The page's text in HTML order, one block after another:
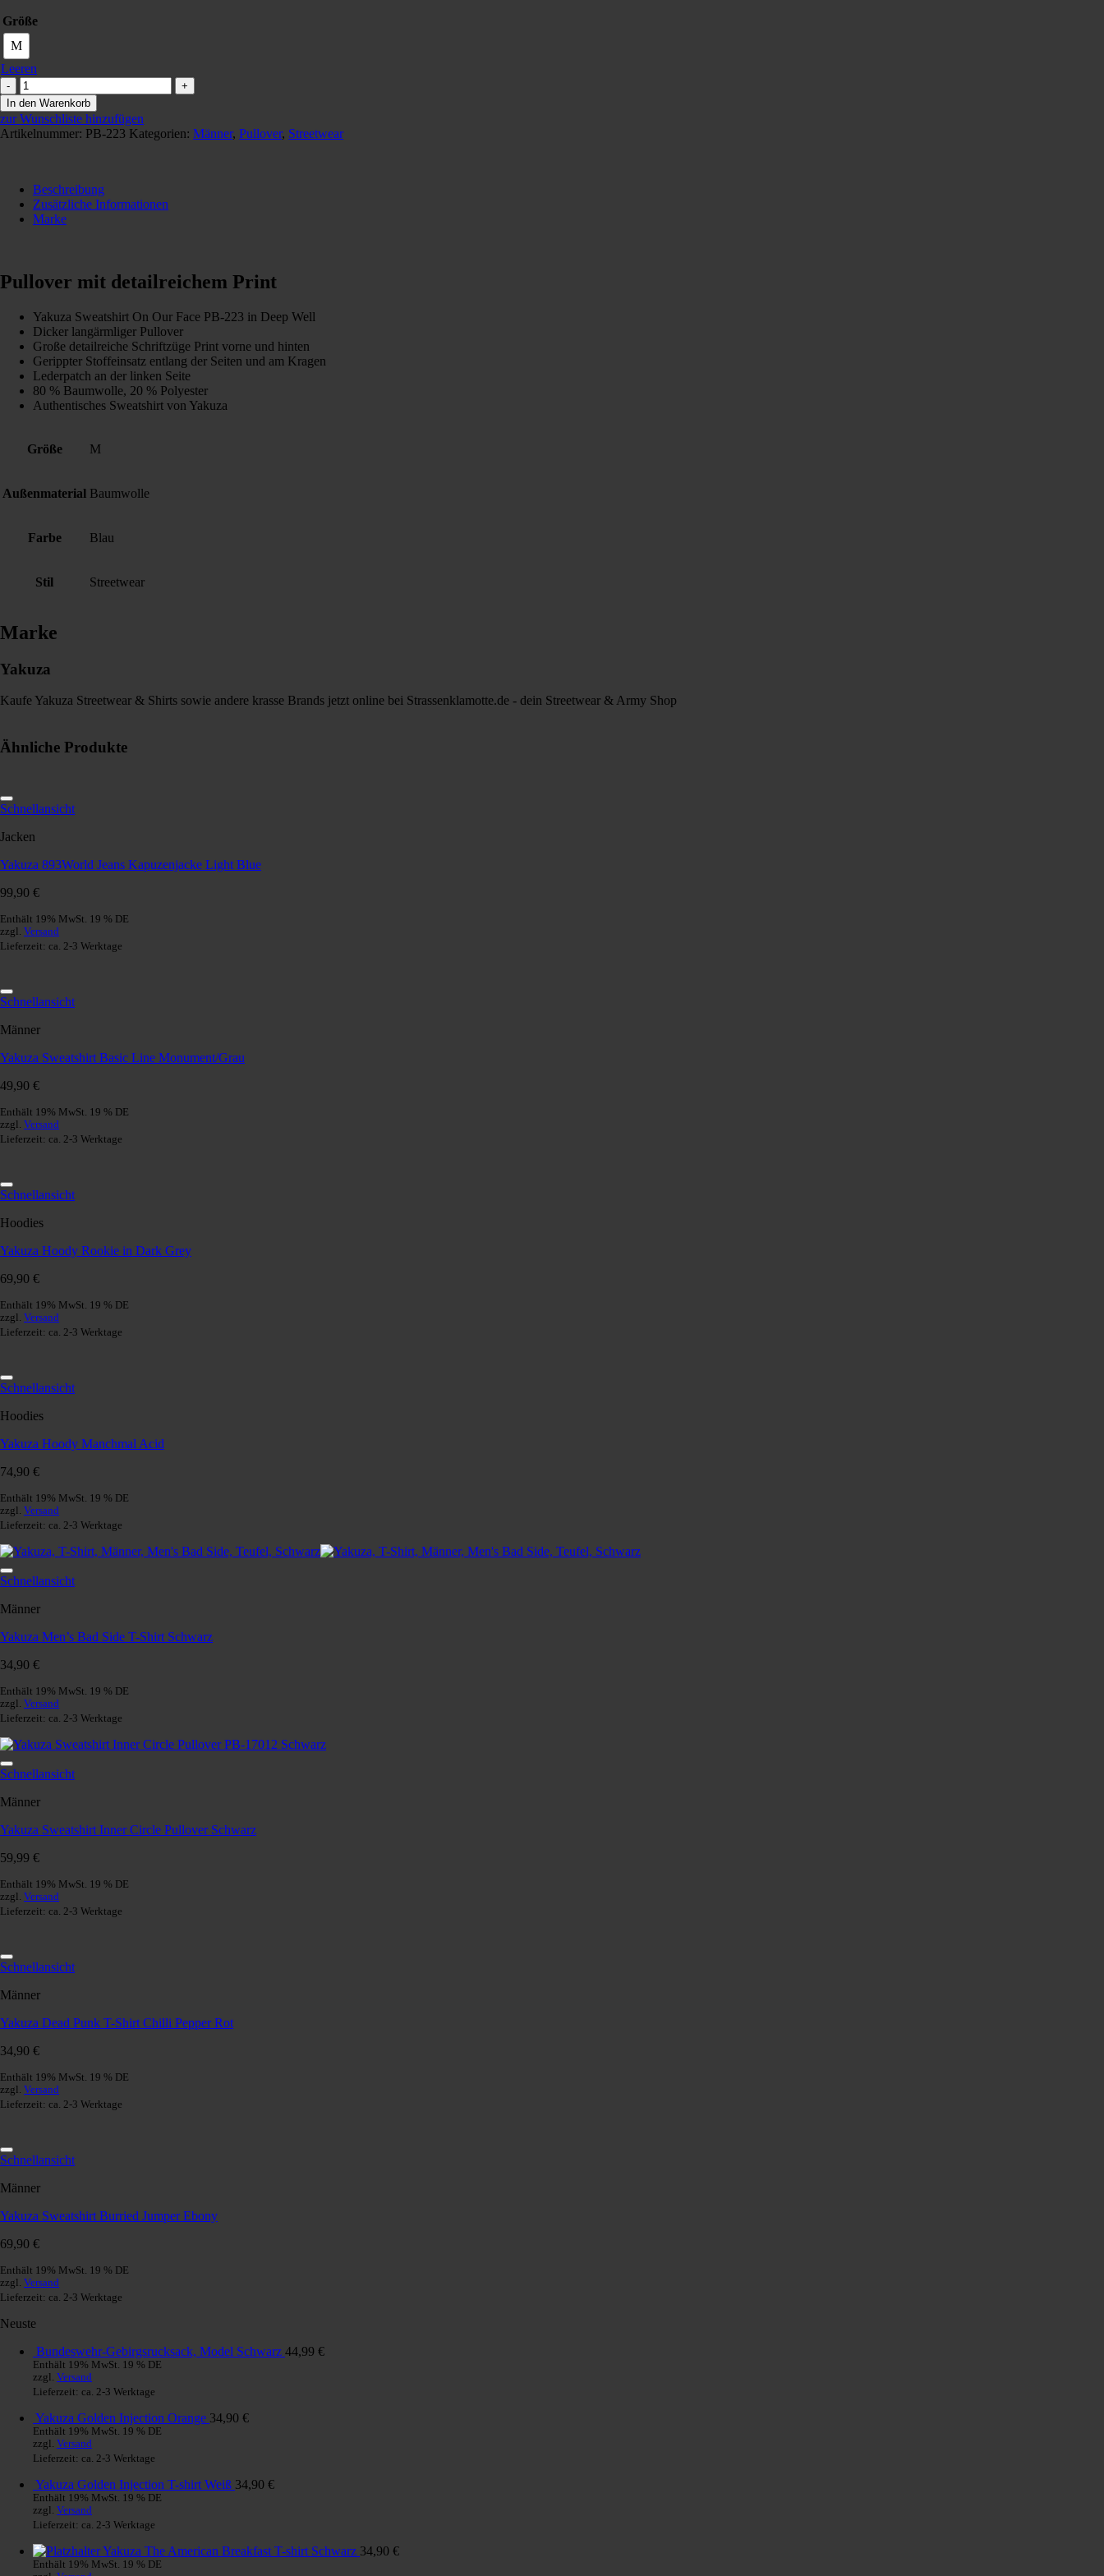
Größe
M
Leeren
Yakuza
Sweatshirt
On
Our
Face
Well
Menge
In den Warenkorb
zur Wunschliste hinzufügen
Artikelnummer: PB-223 Kategorien: Männer, Pullover, Streetwear
Beschreibung
Zusätzliche Informationen
Marke
Pullover mit detailreichem Print
Yakuza Sweatshirt On Our Face PB-223 in Deep Well
Dicker langärmliger Pullover
Große detailreiche Schriftzüge Print vorne und hinten
Gerippter Stoffeinsatz entlang der Seiten und am Kragen
Lederpatch an der linken Seite
80 % Baumwolle, 20 % Polyester
Authentisches Sweatshirt von Yakuza
Größe M
Außenmaterial Baumwolle
Farbe Blau
Stil Streetwear
Marke
Yakuza
Kaufe Yakuza Streetwear & Shirts sowie andere krasse Brands jetzt online bei Strassenklamotte.de - dein Streetwear & Army Shop
Ähnliche Produkte
Schnellansicht
Jacken
Yakuza 893World Jeans Kapuzenjacke Light Blue
99,90 €
Enthält 19% MwSt. 19 % DE
zzgl. Versand
Lieferzeit: ca. 2-3 Werktage
Schnellansicht
Männer
Yakuza Sweatshirt Basic Line Monument/Grau
49,90 €
Enthält 19% MwSt. 19 % DE
zzgl. Versand
Lieferzeit: ca. 2-3 Werktage
Schnellansicht
Hoodies
Yakuza Hoody Rookie in Dark Grey
69,90 €
Enthält 19% MwSt. 19 % DE
zzgl. Versand
Lieferzeit: ca. 2-3 Werktage
Schnellansicht
Hoodies
Yakuza Hoody Manchmal Acid
74,90 €
Enthält 19% MwSt. 19 % DE
zzgl. Versand
Lieferzeit: ca. 2-3 Werktage
Schnellansicht
Männer
Yakuza Men’s Bad Side T-Shirt Schwarz
34,90 €
Enthält 19% MwSt. 19 % DE
zzgl. Versand
Lieferzeit: ca. 2-3 Werktage
Schnellansicht
Männer
Yakuza Sweatshirt Inner Circle Pullover Schwarz
59,99 €
Enthält 19% MwSt. 19 % DE
zzgl. Versand
Lieferzeit: ca. 2-3 Werktage
Schnellansicht
Männer
Yakuza Dead Punk T-Shirt Chilli Pepper Rot
34,90 €
Enthält 19% MwSt. 19 % DE
zzgl. Versand
Lieferzeit: ca. 2-3 Werktage
Schnellansicht
Männer
Yakuza Sweatshirt Burried Jumper Ebony
69,90 €
Enthält 19% MwSt. 19 % DE
zzgl. Versand
Lieferzeit: ca. 2-3 Werktage
Neuste
Bundeswehr-Gebirgsrucksack, Model Schwarz 44,99 €
Enthält 19% MwSt. 19 % DE
zzgl. Versand
Lieferzeit: ca. 2-3 Werktage
Yakuza Golden Injection Orange 34,90 €
Enthält 19% MwSt. 19 % DE
zzgl. Versand
Lieferzeit: ca. 2-3 Werktage
Yakuza Golden Injection T-shirt Weiß 34,90 €
Enthält 19% MwSt. 19 % DE
zzgl. Versand
Lieferzeit: ca. 2-3 Werktage
Yakuza The American Breakfast T-shirt Schwarz 34,90 €
Enthält 19% MwSt. 19 % DE